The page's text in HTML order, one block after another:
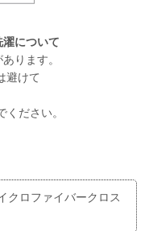
濯について
ります。
避けて
ださい。
クロファイバークロス